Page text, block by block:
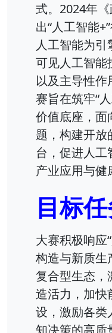
式。2024年
出“人工智能
人工智能为
可见人工智能
以及主导性作
赛旨在筑牢“
价值底座，面
题，构建开放
台，促进人
产业应用与健
目标
大赛积极响应
构造与新质生
复合型生态，
造活力，加快
设，激励各类
知决策的高质